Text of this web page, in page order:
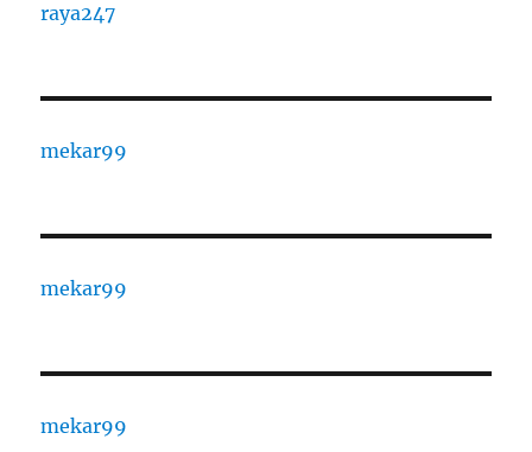
raya247
mekar99
mekar99
mekar99